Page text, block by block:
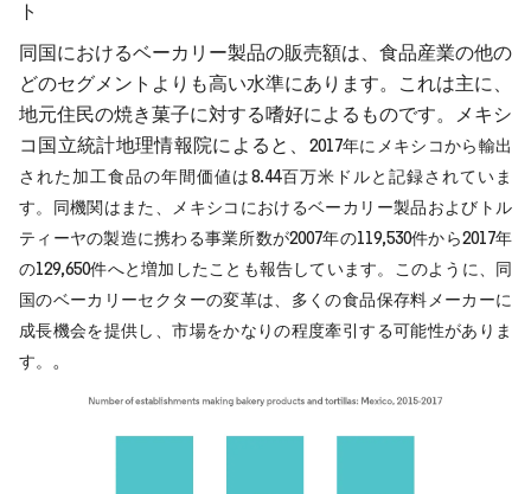
ト
同国におけるベーカリー製品の販売額は、食品産業の他の
どのセグメントよりも高い水準にあります。これは主に、
地元住民の焼き菓子に対する嗜好によるものです。メキシ
コ国立統計地理情報院によると、 2017年にメキシコから輸出
された加工食品の年間価値は8.44百万米ドルと記録されていま
す。同機関はまた、メキシコにおけるベーカリー製品およびトル
ティーヤの製造に携わる事業所数が2007年の119,530件から2017年
の129,650件へと増加したことも報告しています。このように、同
国のベーカリーセクターの変革は、多くの食品保存料メーカーに
成長機会を提供し、市場をかなりの程度牽引する可能性がありま
す。 。